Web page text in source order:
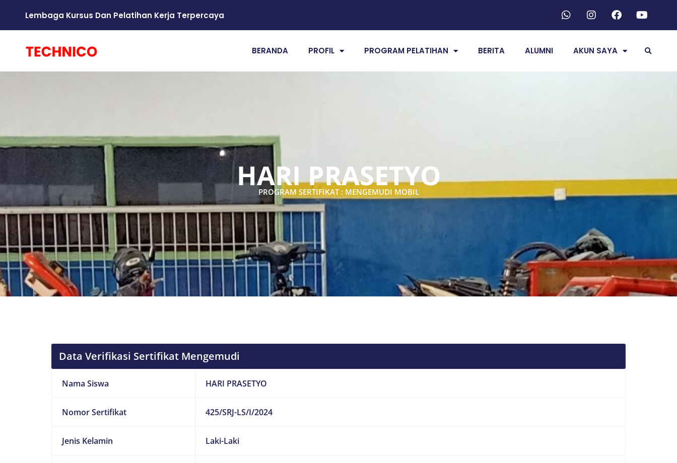
Lembaga Kursus Dan Pelatihan Kerja Terpercaya
BERANDA PROFIL PROGRAM PELATIHAN BERITA ALUMNI AKUN SAYA
HARI PRASETYO
PROGRAM SERTIFIKAT : MENGEMUDI MOBIL
Data Verifikasi Sertifikat Mengemudi
Nama Siswa HARI PRASETYO
Nomor Sertifikat 425/SRJ-LS/I/2024
Jenis Kelamin Laki-Laki